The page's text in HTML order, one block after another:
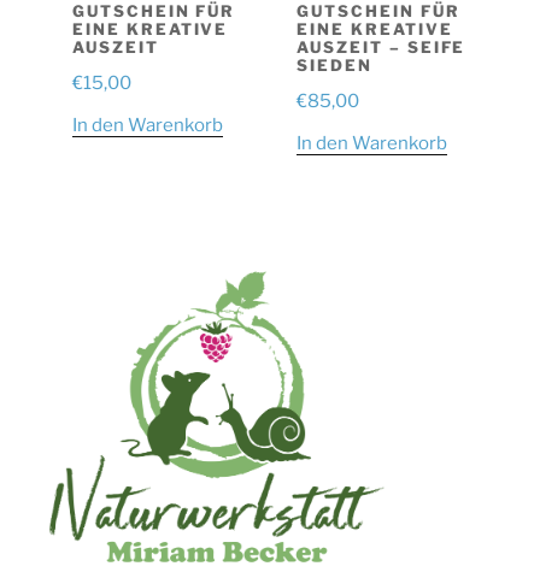
GUTSCHEIN FÜR
EINE KREATIVE
AUSZEIT
€15,00
In den Warenkorb
GUTSCHEIN FÜR
EINE KREATIVE
AUSZEIT – SEIFE
SIEDEN
€85,00
In den Warenkorb